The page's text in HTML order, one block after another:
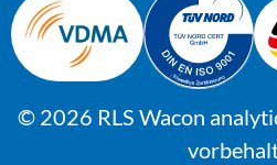
© 2026 RLS Wacon